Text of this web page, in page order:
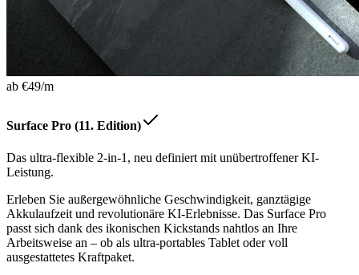
ab €49/m
Surface Pro (11. Edition)
Das ultra-flexible 2-in-1, neu definiert mit unübertroffener KI-
Leistung.
Erleben Sie außergewöhnliche Geschwindigkeit, ganztägige
Akkulaufzeit und revolutionäre KI-Erlebnisse. Das Surface Pro
passt sich dank des ikonischen Kickstands nahtlos an Ihre
Arbeitsweise an – ob als ultra-portables Tablet oder voll
ausgestattetes Kraftpaket.